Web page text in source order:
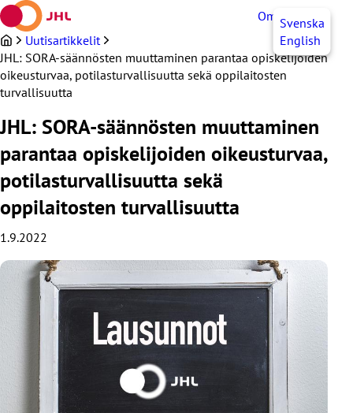
Siirry
sisältöön
OmaJHLSvenska
English
Uutisartikkelit
JHL: SORA-säännösten muuttaminen parantaa opiskelijoiden
oikeusturvaa, potilasturvallisuutta sekä oppilaitosten
turvallisuutta
JHL: SORA-säännösten muuttaminen
parantaa opiskelijoiden oikeusturvaa,
potilasturvallisuutta sekä
oppilaitosten turvallisuutta
1.9.2022